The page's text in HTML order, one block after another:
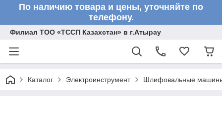
По наличию товара и цены, уточняйте по
телефону.
Филиал ТОО «ТССП Казахстан» в г.Атырау
Каталог Электроинструмент Шлифовальные